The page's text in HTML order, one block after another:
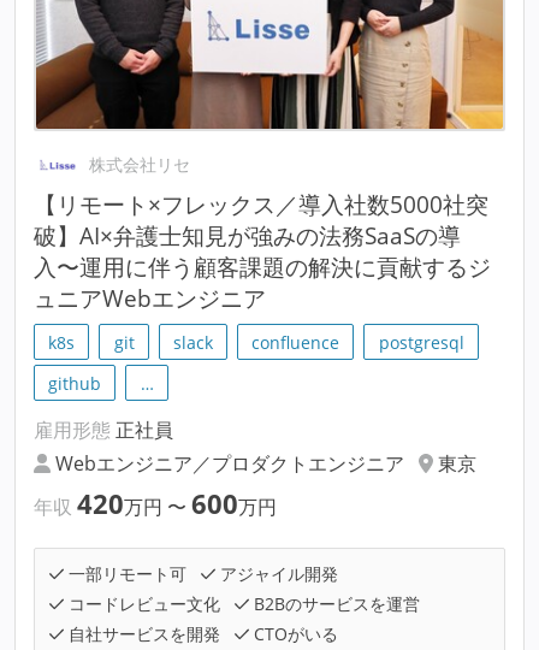
株式会社リセ
【リモート×フレックス／導入社数5000社突
破】AI×弁護士知見が強みの法務SaaSの導
入〜運用に伴う顧客課題の解決に貢献するジ
ュニアWebエンジニア
k8s git slack confluence
postgresql
github
…
雇用形態 正社員
Webエンジニア／プロダクトエンジニア
東京
年収 420万円 〜 600万円
一部リモート可
アジャイル開発
コードレビュー文化
B2Bのサービスを運営
自社サービスを開発
CTOがいる